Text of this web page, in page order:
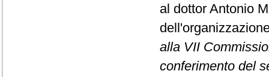
al dottor Antonio
alla VII
conferimento del